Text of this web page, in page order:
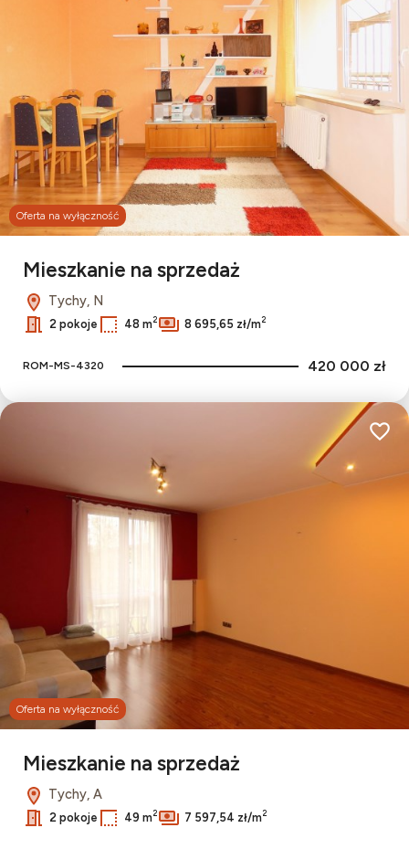
Oferta na wyłączność
Mieszkanie na sprzedaż
Tychy, N
2 pokoje 48 m2 8 695,65 zł/m2
ROM-MS-4320 420 000 zł
Oferta na wyłączność
Dodaj
Mieszkanie na sprzedaż
Tychy, A
2 pokoje 49 m2 7 597,54 zł/m2